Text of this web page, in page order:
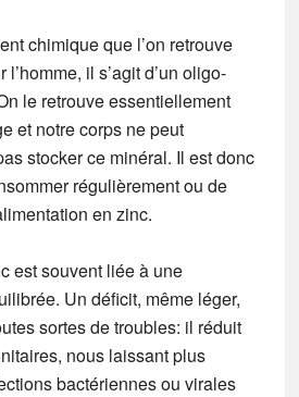
chimique que l’on retrouve
l’homme, il s’agit d’un oligo-
le retrouve essentiellement
et notre corps ne peut
stocker ce minéral. Il est donc
régulièrement ou de
en zinc.
est souvent liée à une
Un déficit, même léger,
sortes de troubles: il réduit
nous laissant plus
bactériennes ou virales